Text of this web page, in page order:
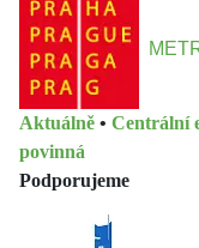
Aktuálně • Centrální
povinná
Podporujeme